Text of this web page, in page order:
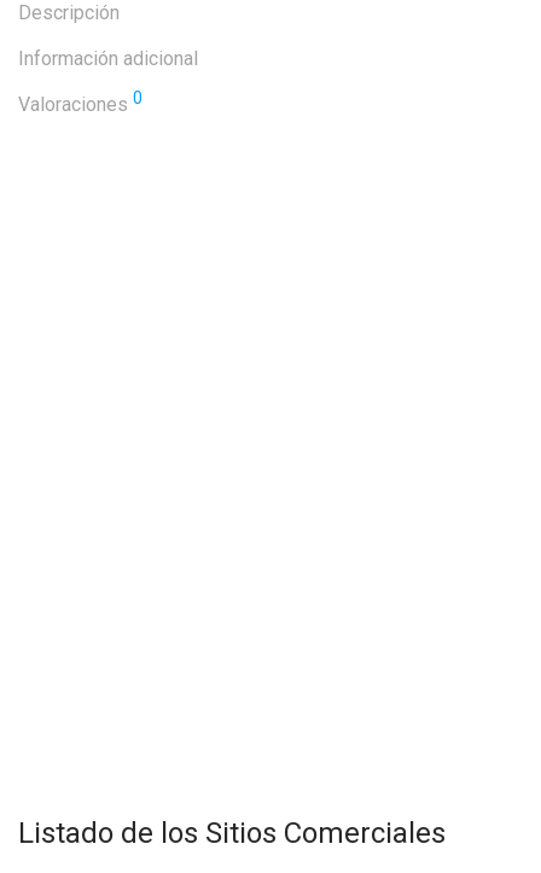
Descripción
Información adicional
Valoraciones 0
Listado de los Sitios Comerciales